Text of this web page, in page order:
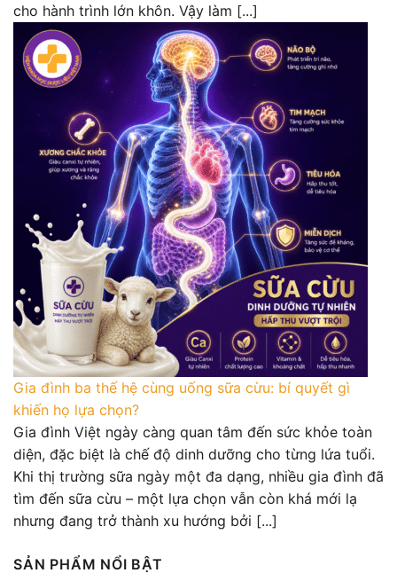
cho hành trình lớn khôn. Vậy làm [...]
Gia đình ba thế hệ cùng uống sữa cừu: bí quyết gì
khiến họ lựa chọn?
Gia đình Việt ngày càng quan tâm đến sức khỏe toàn
diện, đặc biệt là chế độ dinh dưỡng cho từng lứa tuổi.
Khi thị trường sữa ngày một đa dạng, nhiều gia đình đã
tìm đến sữa cừu – một lựa chọn vẫn còn khá mới lạ
nhưng đang trở thành xu hướng bởi [...]
SẢN PHẨM NỔI BẬT